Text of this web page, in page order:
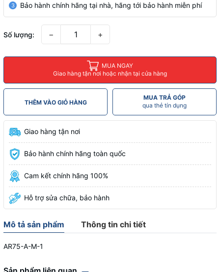
3 Bảo hành chính hãng tại nhà, hãng tới bảo hành miễn phí
Số lượng: − +
MUA NGAY
Giao hàng tận nơi hoặc nhận tại cửa hàng
THÊM VÀO GIỎ HÀNG
MUA TRẢ GÓP
qua thẻ tín dụng
Giao hàng tận nơi
Bảo hành chính hãng toàn quốc
Cam kết chính hãng 100%
Hỗ trợ sửa chữa, bảo hành
Mô tả sản phẩm Thông tin chi tiết
AR75-A-M-1